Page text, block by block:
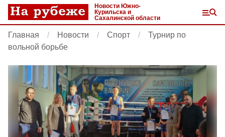
Новости Южно-
Курильска и
Сахалинской области
Главная Новости Спорт
Турнир по
вольной борьбе